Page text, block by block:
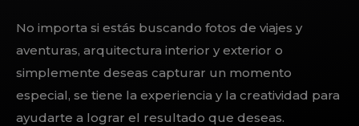
No importa si estás buscando fotos de viajes y
aventuras, arquitectura interior y exterior o
simplemente deseas capturar un momento
especial, se tiene la experiencia y la creatividad para
ayudarte a lograr el resultado que deseas.